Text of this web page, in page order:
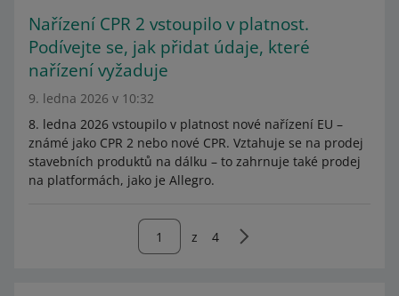
Nařízení CPR 2 vstoupilo v platnost.
Podívejte se, jak přidat údaje, které
nařízení vyžaduje
9. ledna 2026 v 10:32
8. ledna 2026 vstoupilo v platnost nové nařízení EU –
známé jako CPR 2 nebo nové CPR. Vztahuje se na prodej
stavebních produktů na dálku – to zahrnuje také prodej
na platformách, jako je Allegro.
z 4